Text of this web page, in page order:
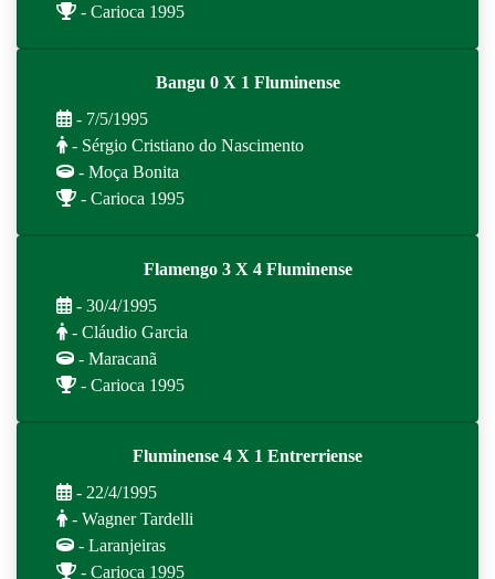
- Carioca 1995
Bangu 0 X 1 Fluminense
- 7/5/1995
- Sérgio Cristiano do Nascimento
- Moça Bonita
- Carioca 1995
Flamengo 3 X 4 Fluminense
- 30/4/1995
- Cláudio Garcia
- Maracanã
- Carioca 1995
Fluminense 4 X 1 Entrerriense
- 22/4/1995
- Wagner Tardelli
- Laranjeiras
- Carioca 1995